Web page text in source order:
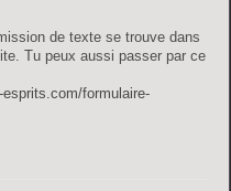
de texte se trouve dans
Tu peux aussi passer par ce
formulaire-